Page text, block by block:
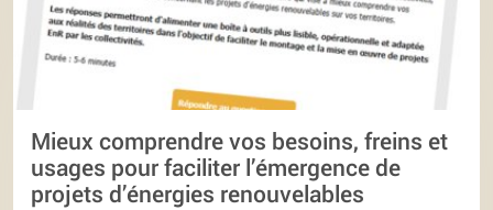
Mieux comprendre vos besoins, freins et
usages pour faciliter l’émergence de
projets d’énergies renouvelables